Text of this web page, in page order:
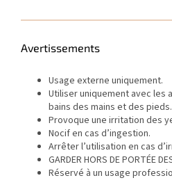
Avertissements
Usage externe uniquement.
Utiliser uniquement avec les
bains des mains et des pieds.
Provoque une irritation des
Nocif en cas d’ingestion.
Arrêter l’utilisation en cas
GARDER HORS DE PORTÉE
Réservé à un usage